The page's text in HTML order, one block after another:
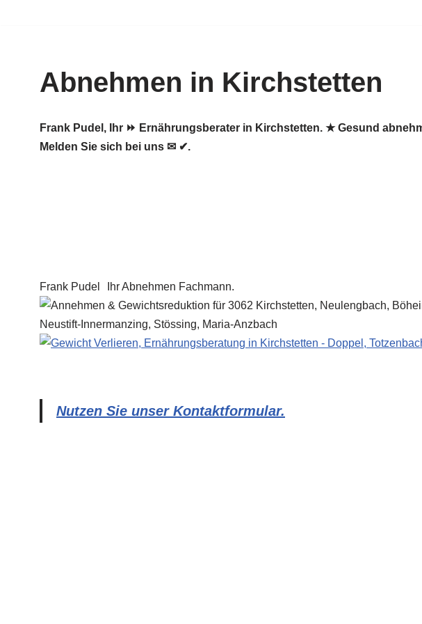
springenAbnehmen in Kirchstetten
Frank Pudel, Ihr ⏩ Ernährungsberater in Kirchstetten. ★ Gesund
Melden Sie sich bei uns ✉ ✔.
Frank Pudel Ihr Abnehmen Fachmann.
Nutzen Sie unser Kontaktformular.